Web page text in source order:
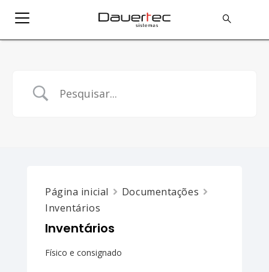
Página inicial
Documentações
Inventários
Inventários
Físico e consignado